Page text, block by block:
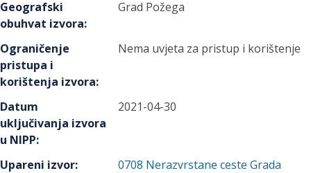
Geografski
obuhvat izvora:
Grad Požega
Ograničenje
pristupa i
korištenja izvora:
Nema uvjeta za pristup i korištenje
Datum
uključivanja izvora
u NIPP:
2021-04-30
Upareni izvor: 0708 Nerazvrstane ceste Grada